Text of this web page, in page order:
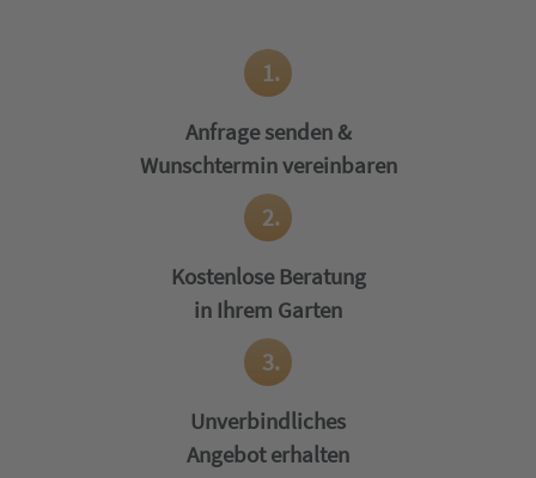
1.
Anfrage senden &
Wunschtermin vereinbaren
2.
Kostenlose Beratung
in Ihrem Garten
3.
Unverbindliches
Angebot erhalten